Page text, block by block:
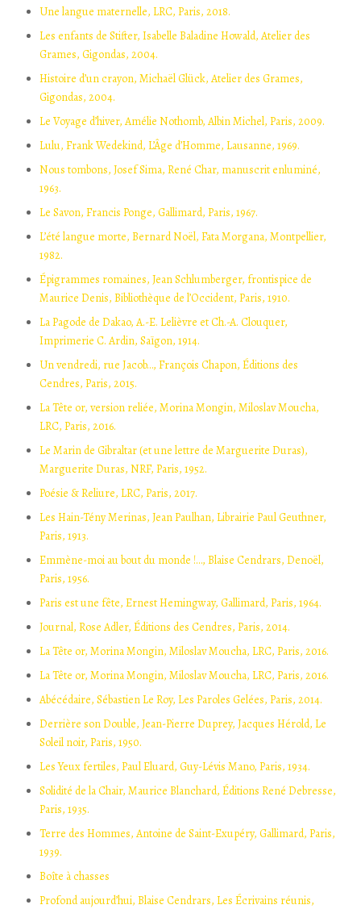
Une langue maternelle, LRC, Paris, 2018.
Les enfants de Stifter, Isabelle Baladine Howald, Atelier des
Grames, Gigondas, 2004.
Histoire d’un crayon, Michaël Glück, Atelier des Grames,
Gigondas, 2004.
Le Voyage d’hiver, Amélie Nothomb, Albin Michel, Paris, 2009.
Lulu, Frank Wedekind, L’Âge d’Homme, Lausanne, 1969.
Nous tombons, Josef Sima, René Char, manuscrit enluminé,
1963.
Le Savon, Francis Ponge, Gallimard, Paris, 1967.
L’été langue morte, Bernard Noël, Fata Morgana, Montpellier,
1982.
Épigrammes romaines, Jean Schlumberger, frontispice de
Maurice Denis, Bibliothèque de l’Occident, Paris, 1910.
La Pagode de Dakao, A.-E. Lelièvre et Ch.-A. Clouquer,
Imprimerie C. Ardin, Saïgon, 1914.
Un vendredi, rue Jacob…, François Chapon, Éditions des
Cendres, Paris, 2015.
La Tête or, version reliée, Morina Mongin, Miloslav Moucha,
LRC, Paris, 2016.
Le Marin de Gibraltar (et une lettre de Marguerite Duras),
Marguerite Duras, NRF, Paris, 1952.
Poésie & Reliure, LRC, Paris, 2017.
Les Hain-Tény Merinas, Jean Paulhan, Librairie Paul Geuthner,
Paris, 1913.
Emmène-moi au bout du monde !…, Blaise Cendrars, Denoël,
Paris, 1956.
Paris est une fête, Ernest Hemingway, Gallimard, Paris, 1964.
Journal, Rose Adler, Éditions des Cendres, Paris, 2014.
La Tête or, Morina Mongin, Miloslav Moucha, LRC, Paris, 2016.
La Tête or, Morina Mongin, Miloslav Moucha, LRC, Paris, 2016.
Abécédaire, Sébastien Le Roy, Les Paroles Gelées, Paris, 2014.
Derrière son Double, Jean-Pierre Duprey, Jacques Hérold, Le
Soleil noir, Paris, 1950.
Les Yeux fertiles, Paul Eluard, Guy-Lévis Mano, Paris, 1934.
Solidité de la Chair, Maurice Blanchard, Éditions René Debresse,
Paris, 1935.
Terre des Hommes, Antoine de Saint-Exupéry, Gallimard, Paris,
1939.
Boîte à chasses
Profond aujourd’hui, Blaise Cendrars, Les Écrivains réunis,